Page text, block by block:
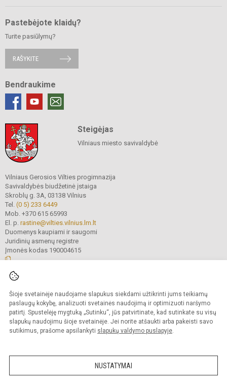
Šioje svetainėje naudojame slapukus siekdami užtikrinti jums teikiamų
paslaugų kokybę, analizuoti svetainės naudojimą ir optimizuoti naršymo
patirtį. Spustelėję mygtuką „Sutinku“, jūs patvirtinate, kad sutinkate su visų
slapukų naudojimu šioje svetainėje. Jei norite atšaukti arba pakeisti savo
sutikimus, prašome apsilankyti slapukų valdymo puslapyje.
NUSTATYMAI
Pastebėjote klaidų?
Turite pasiūlymų?
RAŠYKITE
Bendraukime
Steigėjas
Vilniaus miesto savivaldybė
Vilniaus Gerosios Vilties progimnazija
Savivaldybės biudžetinė įstaiga
Skroblų g. 3A, 03138 Vilnius
Tel. (0 5) 233 6449
Mob. +370 615 65993
El. p. rastine@vilties.vilnius.lm.lt
Duomenys kaupiami ir saugomi
Juridinių asmenų registre
Įmonės kodas 190004615
Kopijuoti turinį be raštiško progimnazijos administracijos sutikimo griežtai
draudžiama.
Prieinamumo paraiška Slapukų valdymas
Sumanus būdas atnaujinti